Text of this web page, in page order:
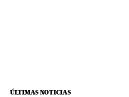
ÚLTIMAS NOTICIAS